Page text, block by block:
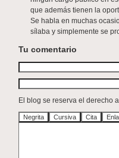
que además tienen la
Se habla en muchas
sílaba y simplemente se
Tu comentario
El blog se reserva el derecho